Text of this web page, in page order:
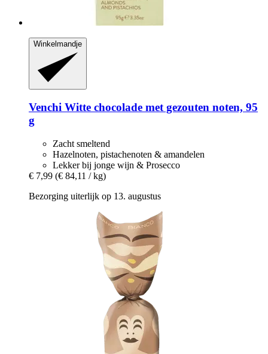
Winkelmandje
Venchi Witte chocolade met gezouten noten, 95
g
Zacht smeltend
Hazelnoten, pistachenoten & amandelen
Lekker bij jonge wijn & Prosecco
€ 7,99 (€ 84,11 / kg)
Bezorging uiterlijk op 13. augustus